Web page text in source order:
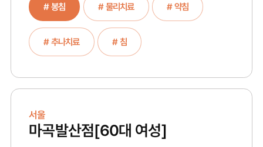
# 봉침 # 물리치료 # 약침
# 추나치료 # 침
서울
마곡발산점[60대 여성]